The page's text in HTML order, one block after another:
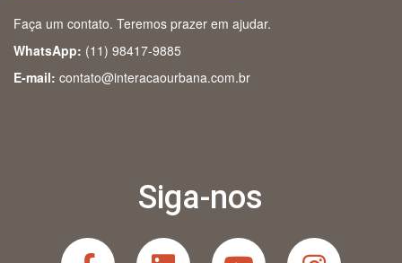
Faça um contato. Teremos prazer em ajudar.
WhatsApp: (11) 98417-9885
E-mail: contato@interacaourbana.com.br
Siga-nos